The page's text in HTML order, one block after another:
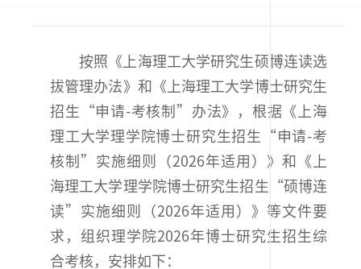
按照《上海理工大学研究生硕博连读选
拔管理办法》和《上海理工大学博士研究生
招生“申请-考核制”办法》，根据《上海
理工大学理学院博士研究生招生“申请-考
核制”实施细则（2026年适用）》和《上
海理工大学理学院博士研究生招生“硕博连
读”实施细则（2026年适用）》等文件要
求，组织理学院2026年博士研究生招生综
合考核，安排如下：